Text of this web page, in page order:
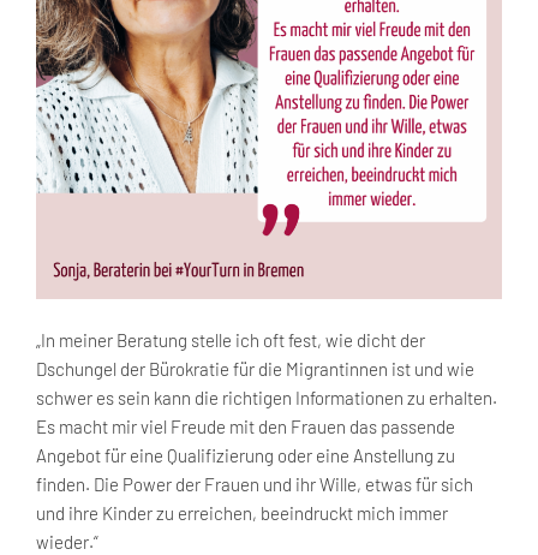
„In meiner Beratung stelle ich oft fest, wie dicht der
Dschungel der Bürokratie für die Migrantinnen ist und wie
schwer es sein kann die richtigen Informationen zu erhalten.
Es macht mir viel Freude mit den Frauen das passende
Angebot für eine Qualifizierung oder eine Anstellung zu
finden. Die Power der Frauen und ihr Wille, etwas für sich
und ihre Kinder zu erreichen, beeindruckt mich immer
wieder.“